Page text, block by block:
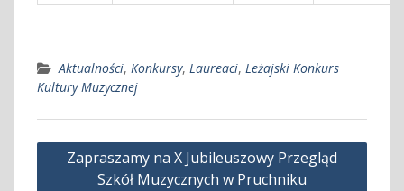
Aktualności, Konkursy, Laureaci, Leżajski Konkurs
Kultury Muzycznej
Nawigacja
wpisu
Zapraszamy na X Jubileuszowy Przegląd
Szkół Muzycznych w Pruchniku